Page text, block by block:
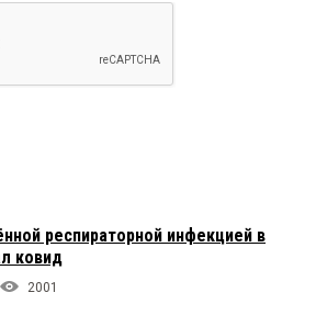
у вас всё получится!
3 апреля 2020 в 04:32:
согласны с Екатериной. Сейчас время
да и вообще надо с пользой провести
респираторной инфекцией в
ковид
2001